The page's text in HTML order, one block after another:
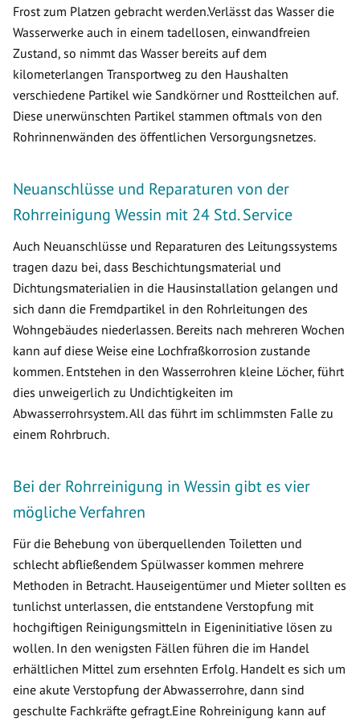
Frost zum Platzen gebracht werden.Verlässt das Wasser die
Wasserwerke auch in einem tadellosen, einwandfreien
Zustand, so nimmt das Wasser bereits auf dem
kilometerlangen Transportweg zu den Haushalten
verschiedene Partikel wie Sandkörner und Rostteilchen auf.
Diese unerwünschten Partikel stammen oftmals von den
Rohrinnenwänden des öffentlichen Versorgungsnetzes.
Neuanschlüsse und Reparaturen von der
Rohrreinigung Wessin mit 24 Std. Service
Auch Neuanschlüsse und Reparaturen des Leitungssystems
tragen dazu bei, dass Beschichtungsmaterial und
Dichtungsmaterialien in die Hausinstallation gelangen und
sich dann die Fremdpartikel in den Rohrleitungen des
Wohngebäudes niederlassen. Bereits nach mehreren Wochen
kann auf diese Weise eine Lochfraßkorrosion zustande
kommen. Entstehen in den Wasserrohren kleine Löcher, führt
dies unweigerlich zu Undichtigkeiten im
Abwasserrohrsystem. All das führt im schlimmsten Falle zu
einem Rohrbruch.
Bei der Rohrreinigung in Wessin gibt es vier
mögliche Verfahren
Für die Behebung von überquellenden Toiletten und
schlecht abfließendem Spülwasser kommen mehrere
Methoden in Betracht. Hauseigentümer und Mieter sollten es
tunlichst unterlassen, die entstandene Verstopfung mit
hochgiftigen Reinigungsmitteln in Eigeninitiative lösen zu
wollen. In den wenigsten Fällen führen die im Handel
erhältlichen Mittel zum ersehnten Erfolg. Handelt es sich um
eine akute Verstopfung der Abwasserrohre, dann sind
geschulte Fachkräfte gefragt.Eine Rohreinigung kann auf